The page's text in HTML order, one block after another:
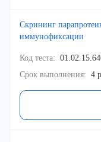
Скрининг
иммунофиксации
Код теста
Срок выполнения 4